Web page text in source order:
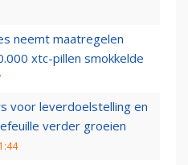
neemt maatregelen
xtc-pillen smokkelde
voor leverdoelstelling en
verder groeien